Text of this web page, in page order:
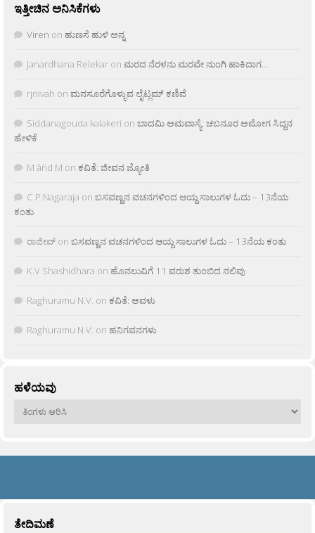
ಇತ್ತೀಚಿನ ಅನಿಸಿಕೆಗಳು
Viren on ಹುಣಸೆ ಹುಳಿ ಅನ್ನ
Janardhana Relekar on ಮರದ ನೆರಳನು ಮರವೇ ನುಂಗಿ ಹಾಕಿದಾಗ…
rjnivah on ಮನಸೂರೆಗೊಳ್ಳುವ ಲೈಟ್ಲಮ್ ಕಣಿವೆ
Siddanagouda kalakeri on ಬಾದಮಿ ಅಮವಾಸ್ಯೆ: ಚಬನೂರ ಅಮೋಗ ಸಿದ್ದನ
ಹೇಳಿಕೆ
M âñd M on ಕವಿತೆ: ಜೀವನ ಜ್ಯೋತಿ
C.P.Nagaraja on ಬಸವಣ್ಣನ ವಚನಗಳಿಂದ ಆಯ್ದ ಸಾಲುಗಳ ಓದು – 13ನೆಯ
ಕಂತು
ರಾಜೀವ್ on ಬಸವಣ್ಣನ ವಚನಗಳಿಂದ ಆಯ್ದ ಸಾಲುಗಳ ಓದು – 13ನೆಯ ಕಂತು
K.V Shashidhara on ಹೊನಲುವಿಗೆ 11 ವರುಶ ತುಂಬಿದ ನಲಿವು
Raghuramu N.V. on ಕವಿತೆ: ಅವಳು
Raghuramu N.V. on ಹನಿಗವನಗಳು
ಹಳೆಯವು
ಹಳೆಯವು
ತೇದಿಮಣೆ